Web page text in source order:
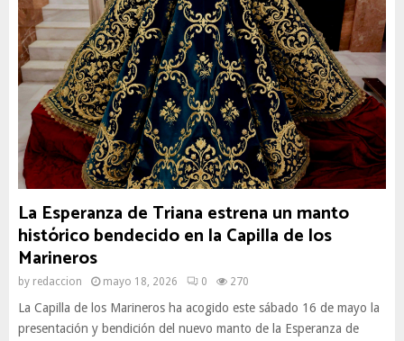
La Esperanza de Triana estrena un manto
histórico bendecido en la Capilla de los
Marineros
by redaccion mayo 18, 2026 0 270
La Capilla de los Marineros ha acogido este sábado 16 de mayo la
presentación y bendición del nuevo manto de la Esperanza de